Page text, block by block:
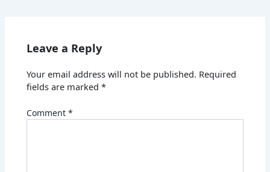
Leave a Reply
Your email address will not be published. Required
fields are marked*
Comment*